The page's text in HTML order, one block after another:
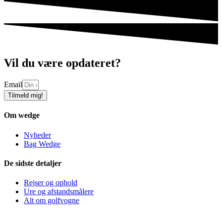
Vil du være opdateret?
Email
Tilmeld mig!
Om wedge
Nyheder
Bag Wedge
De sidste detaljer
Rejser og ophold
Ure og afstandsmålere
Alt om golfvogne